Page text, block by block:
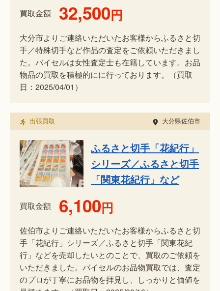
買取金額 32,500円
大分市よりご連絡いただいたお客様からふるさと切
手／特殊切手など作品の査定をご依頼いただきまし
た。バイセルは女性査定士も在籍しています。お品
物品の買取を積極的にに行っております。（買取
日：2025/04/01）
出張買取 大分県佐伯市
ふるさと切手「花紀行」
シリーズ／ふるさと切手
「関東花紀行」など
買取金額 6,100円
佐伯市よりご連絡いただいたお客様からふるさと切
手「花紀行」シリーズ／ふるさと切手「関東花紀
行」などを売却したいとのことで、買取のご依頼を
いただきました。バイセルのお品物買取では、査定
のプロが丁寧にお品物を拝見し、しっかりと価値を